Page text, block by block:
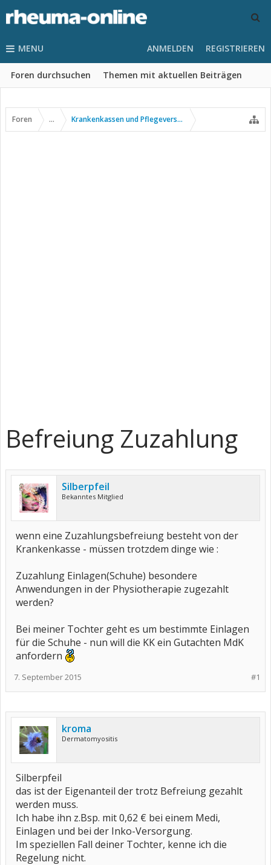
MENU
Foren durchsuchen Themen mit aktuellen Beiträgen
ANMELDEN REGISTRIEREN
Foren ... Krankenkassen und Pflegeversicherung
Befreiung Zuzahlung
Silberpfeil
Bekanntes Mitglied
wenn eine Zuzahlungsbefreiung besteht von der
Krankenkasse - müssen trotzdem dinge wie :
Zuzahlung Einlagen(Schuhe) besondere
Anwendungen in der Physiotherapie zugezahlt
werden?
Bei meiner Tochter geht es um bestimmte Einlagen
für die Schuhe - nun will die KK ein Gutachten MdK
anfordern
#1
7. September 2015
kroma
Dermatomyositis
Silberpfeil
das ist der Eigenanteil der trotz Befreiung gezahlt
werden muss.
Ich habe ihn z.Bsp. mit 0,62 € bei einem Medi,
Einlagen und bei der Inko-Versorgung.
Im speziellen Fall deiner Tochter, kenne ich die
Regelung nicht.